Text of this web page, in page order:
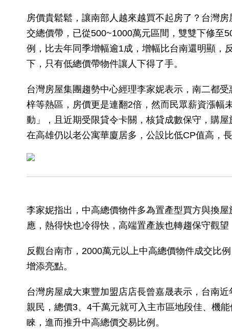
房價貴鬆鬆，讓南部人越來越買不起房了？台灣
交總價帶，已從500~1000萬元區間，雙雙下修至
例，比去年同季增幅逾1成，增幅比台南還明顯，
下，只有低總價帶物件讓人下得了手。
台灣房屋集團趨勢中心經理李家妮表示，南二都
梓等熱區，房價更是連翻2倍，然而民眾薪資漲幅
動」，且近期受限貸令卡關，核貸成數保守，購
在高雄仍以老公寓華廈居多，公設比低CP值高，
李家妮指出，中高總價物件多為置產型買方與換
應，熱得快也冷得快，高端置產族也轉趨保守觀望
反觀台南市，2000萬元以上中高總價物件成交比
增添亮點。
台灣房屋成大東豐加盟店店長曾嘉晟表示，台南
親民，總價3、4千萬元就可入主市區地段佳、機
睞，進而推升中高總價交易比例。